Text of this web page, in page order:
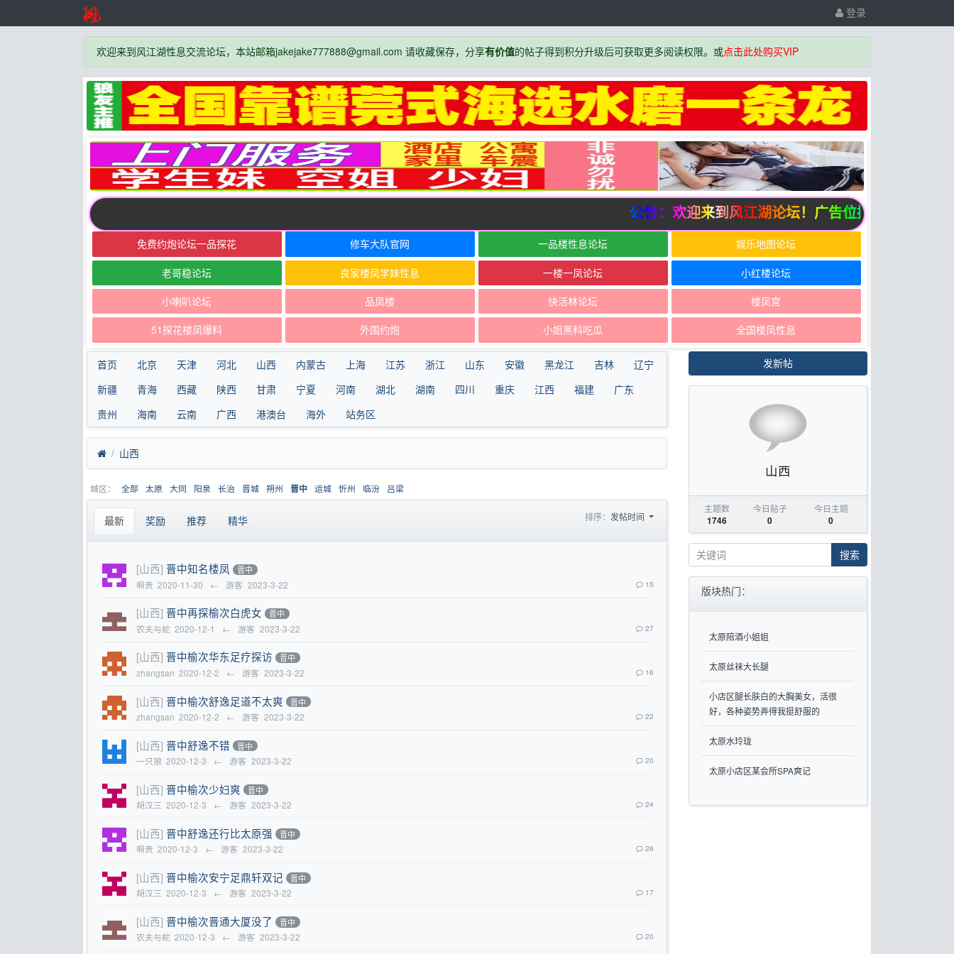
登录
欢迎来到风江湖性息交流论坛，本站邮箱jakejake777888@gmail.com 请收藏保存，分享有价值的帖子得到积分升级后可获取更多阅读权限。或点击此处购买VIP
公告：欢迎来到风江湖论坛！广告位招商中
免费约炮论坛一品探花 修车大队官网 一品楼性息论坛 娱乐地图论坛
老哥稳论坛 良家楼凤学妹性息 一楼一凤论坛 小红楼论坛
小喇叭论坛 品凤楼 快活林论坛 楼凤宫
51探花楼凤爆料 外围约炮 小姐黑料吃瓜 全国楼凤性息
首页 北京 天津 河北 山西 内蒙古 上海 江苏 浙江 山东 安徽 黑龙江 吉林
辽宁
新疆
青海 西藏 陕西 甘肃 宁夏 河南 湖北 湖南 四川 重庆 江西 福建
广东
贵州
海南 云南 广西 港澳台 海外 站务区
山西
城区： 全部 太原 大同 阳泉 长治 晋城 朔州 晋中 运城 忻州 临汾 吕梁
最新 奖励 推荐 精华 排序： 发帖时间
[山西] 晋中知名楼凤 晋中
啊贵 2020-11-30 ← 游客 2023-3-22 15
[山西] 晋中再探榆次白虎女 晋中
农夫与蛇 2020-12-1 ← 游客 2023-3-22 27
[山西] 晋中榆次华东足疗探访 晋中
zhangsan 2020-12-2 ← 游客 2023-3-22 16
[山西] 晋中榆次舒逸足道不太爽 晋中
zhangsan 2020-12-2 ← 游客 2023-3-22 22
[山西] 晋中舒逸不错 晋中
一只狼 2020-12-3 ← 游客 2023-3-22 20
[山西] 晋中榆次少妇爽 晋中
胡汉三 2020-12-3 ← 游客 2023-3-22 24
[山西] 晋中舒逸还行比太原强 晋中
啊贵 2020-12-3 ← 游客 2023-3-22 26
[山西] 晋中榆次安宁足鼎轩双记 晋中
胡汉三 2020-12-3 ← 游客 2023-3-22 17
[山西] 晋中榆次晋通大厦没了 晋中
农夫与蛇 2020-12-3 ← 游客 2023-3-22 20
发新帖
山西
主题数
1746
今日贴子
0
今日主题
0
搜索
版块热门：
太原陪酒小姐姐
太原丝袜大长腿
小店区腿长肤白的大胸美女，活很
好，各种姿势弄得我挺舒服的
太原水玲珑
太原小店区某会所SPA爽记